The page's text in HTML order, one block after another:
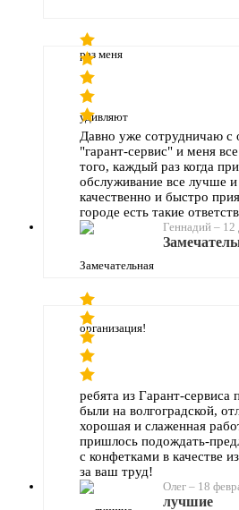
Давно уже сотрудничаю с
"гарант-сервис" и меня
того, каждый раз когда
обслуживание все лучше
качественно и быстро
городе есть такие
Геннадий – 12
ребята из Гарант-сервиса
были на волгоградской,
хорошая и слаженная
пришлось подождать-
с конфетками в качестве
за ваш труд!
Олег – 18
лучшие